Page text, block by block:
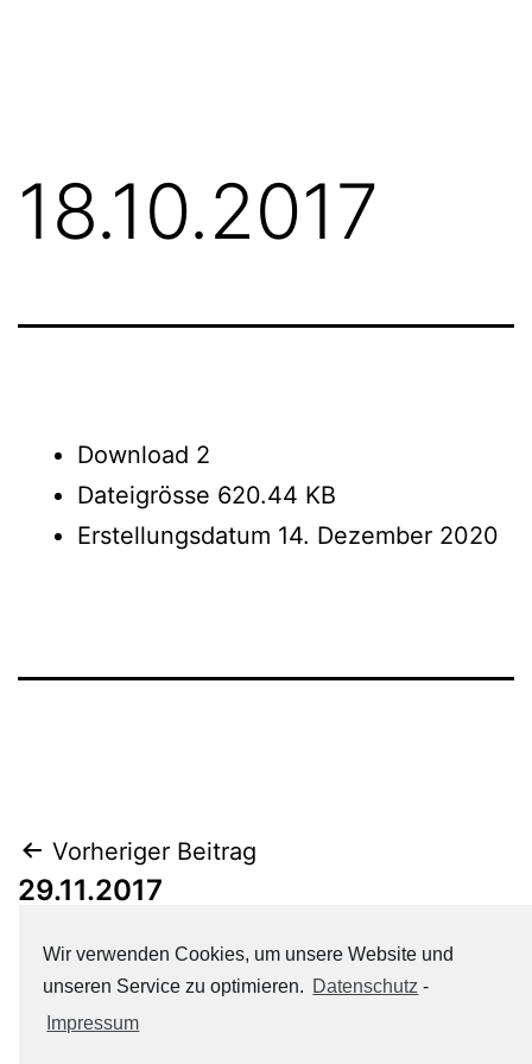
18.10.2017
Download 2
Dateigrösse 620.44 KB
Erstellungsdatum 14. Dezember 2020
Beitrags-
Navigation
Vorheriger Beitrag
29.11.2017
Nächster Beitrag
13.09.2017
Wir verwenden Cookies, um unsere Website und
unseren Service zu optimieren. Datenschutz -
Impressum